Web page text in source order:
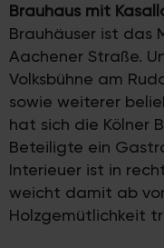
Brauhaus mit
Brauhäuser ist das
Aachener Straße.
Volksbühne am
sowie weiterer
hat sich die Kölner
Beteiligte ein
Interieuer ist in
weicht damit ab
Holzgemütlichkeit